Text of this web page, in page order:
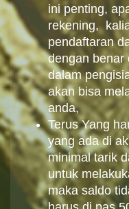
ini penting,
rekening,
pendaftaran
dengan benar
dalam
akan bisa
anda,
Terus Yang
yang ada di
minimal tarik
untuk
maka saldo